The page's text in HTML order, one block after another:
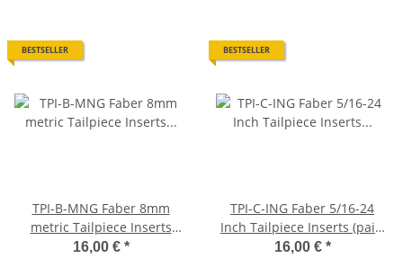
BESTSELLER
TPI-B-MNG Faber 8mm
metric Tailpiece Inserts
(pair) Steel, nickel plated,
16,00 € *
BESTSELLER
TPI-C-ING Faber 5/16-24
Inch Tailpiece Inserts (pair)
Steel, nickel plated, glossy
16,00 € *